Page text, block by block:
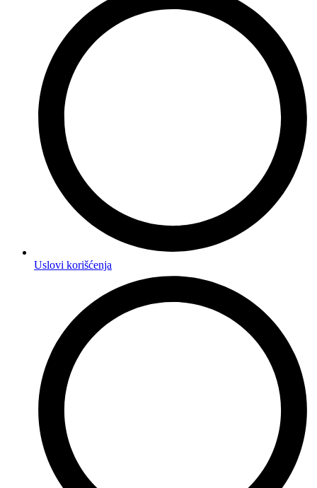
Uslovi korišćenja